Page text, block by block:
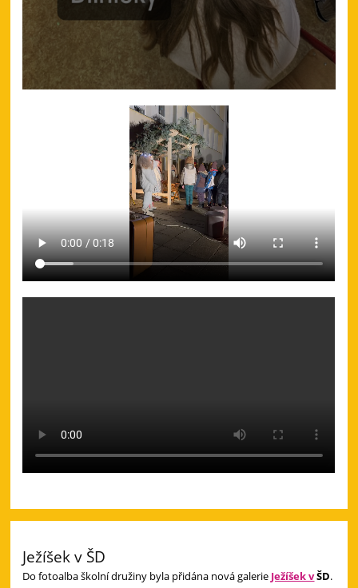
Ježíšek v ŠD
Do fotoalba školní družiny byla přidána nová galerie Ježíšek vŠD.